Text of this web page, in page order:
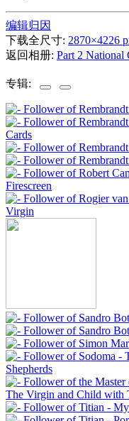
编辑归因
下载全尺寸: 2870×4226
返回相册: Part 2 National
专辑: